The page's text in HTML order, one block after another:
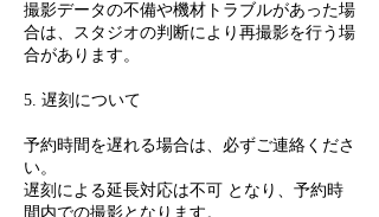
撮影データの不備や機材トラブルがあった場
合は、スタジオの判断により再撮影を行う場
合があります。
5. 遅刻について
予約時間を遅れる場合は、必ずご連絡くださ
い。
遅刻による延長対応は不可 となり、予約時
間内での撮影となります。